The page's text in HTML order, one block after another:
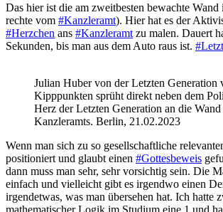
Das hier ist die am zweitbesten bewachte
rechte vom #Kanzleramt). Hier hat es der
#Herzchen ans #Kanzleramt zu malen. Dauert
Sekunden, bis man aus dem Auto raus ist.
Julian Huber von der Letzten Generation
Kipppunkten sprüht direkt neben dem
Herz der Letzten Generation an die Wand
Kanzleramts. Berlin, 21.02.2023
Wenn man sich zu so gesellschaftliche
positioniert und glaubt einen #Gottesbeweis
dann muss man sehr, sehr vorsichtig sein. Die
einfach und vielleicht gibt es irgendwo einen
irgendetwas, was man übersehen hat. Ich hatte
mathematischer Logik im Studium eine 1 und